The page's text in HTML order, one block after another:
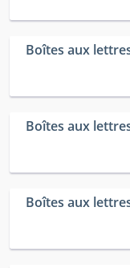
Boîtes aux
Boîtes aux
Boîtes aux